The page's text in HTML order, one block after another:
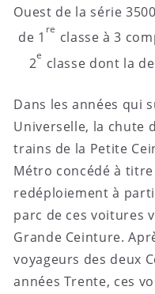
Ouest de la série
de 1
re
classe à 3
2
e
classe dont la
Dans les années qui
Universelle, la chute
trains de la Petite
Métro concédé à
redéploiement à
parc de ces voitures
Grande Ceinture.
voyageurs des deux
années Trente, ces